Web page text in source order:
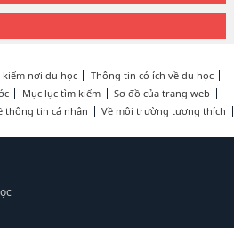
kiếm nơi du học
Thông tin có ích về du học
Mục lục tìm kiếm
Sơ đồ của trang web
thông tin cá nhân Về môi trường tương thích